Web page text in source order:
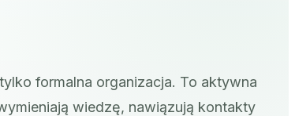
formalna organizacja. To aktywna
wiedzę, nawiązują kontakty